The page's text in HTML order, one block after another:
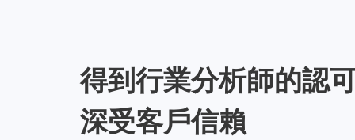
得到行業分析師的認
深受客戶信賴